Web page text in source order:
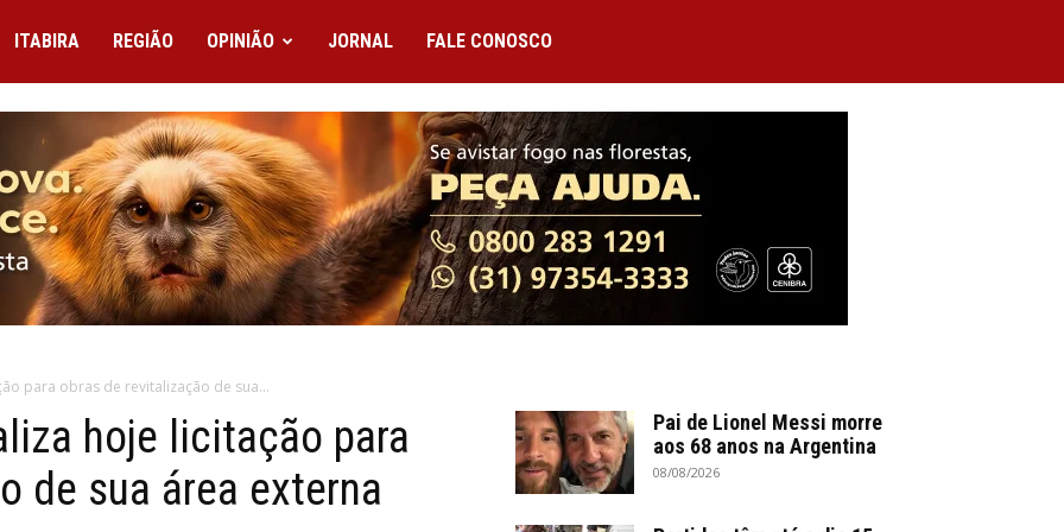
ITABIRA REGIÃO OPINIÃO JORNAL FALE CONOSCO
para obras de revitalização de sua...
hoje licitação para
de sua área externa
Pai de Lionel Messi morre
aos 68 anos na Argentina
08/08/2026